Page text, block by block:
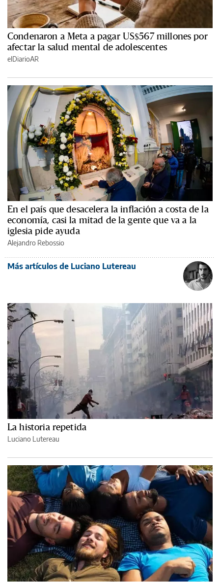
Condenaron a Meta a pagar US$567 millones por
afectar la salud mental de adolescentes
elDiarioAR
En el país que desacelera la inflación a costa de la
economía, casi la mitad de la gente que va a la
iglesia pide ayuda
Alejandro Rebossio
Más artículos de Luciano Lutereau
La historia repetida
Luciano Lutereau